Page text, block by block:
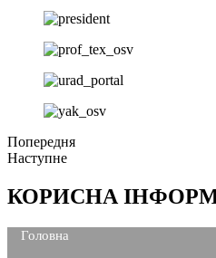
Попередня
Наступне
КОРИСНА
Головна